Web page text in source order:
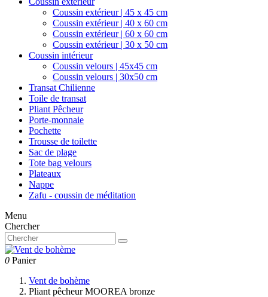
Coussin extérieur | 45 x 45 cm
Coussin extérieur | 40 x 60 cm
Coussin extérieur | 60 x 60 cm
Coussin extérieur | 30 x 50 cm
Coussin intérieur
Coussin velours | 45x45 cm
Coussin velours | 30x50 cm
Transat Chilienne
Toile de transat
Pliant Pêcheur
Porte-monnaie
Pochette
Trousse de toilette
Sac de plage
Tote bag velours
Plateaux
Nappe
Zafu - coussin de méditation
Menu
Chercher
0 Panier
Vent de bohème
Pliant pêcheur MOOREA bronze